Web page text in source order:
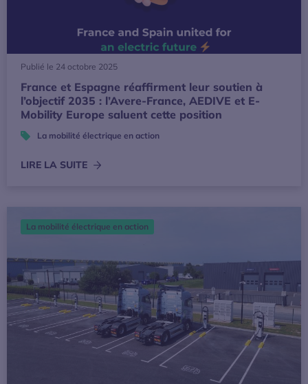
Publié le 24 octobre 2025
France et Espagne réaffirment leur soutien à
l’objectif 2035 : l’Avere-France, AEDIVE et E-
Mobility Europe saluent cette position
La mobilité électrique en action
LIRE LA SUITE
La mobilité électrique en action